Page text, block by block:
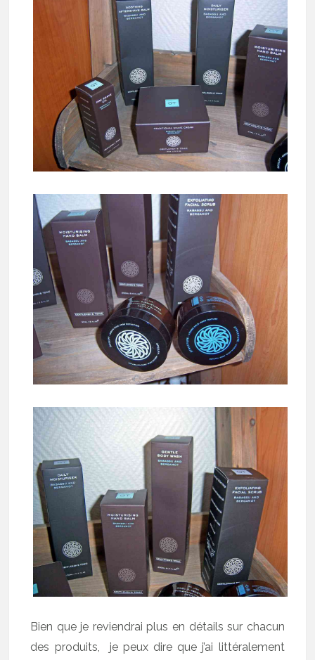
Bien que je reviendrai plus en détails sur chacun
des produits, je peux dire que j’ai littéralement